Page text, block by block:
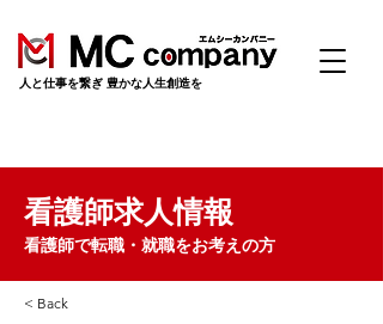
​人と仕事を繋ぎ 豊かな人生創造を
看護師求人情報
看護師で転職・就職をお考えの方
< Back